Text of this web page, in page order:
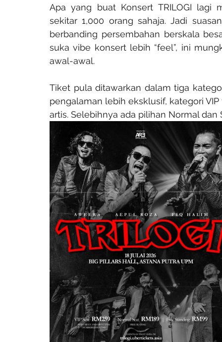
Apa yang buat Konsert TRILOGI lagi
sekitar 1,000 orang sahaja. Jadi
berbanding persembahan berskala
suka vibe konsert lebih “feel”, ini
awal-awal.
Tiket pula ditawarkan dalam tiga
artis. Selebihnya ada pilihan Normal